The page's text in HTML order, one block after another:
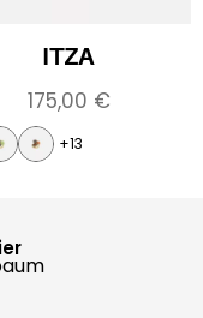
ITZA
175,00 €
+13